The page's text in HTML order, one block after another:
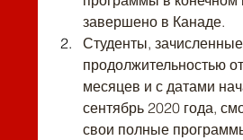
завершено в Канаде.
Студенты,
продолжительностью
месяцев и с датами
сентябрь 2020 года,
свои полные